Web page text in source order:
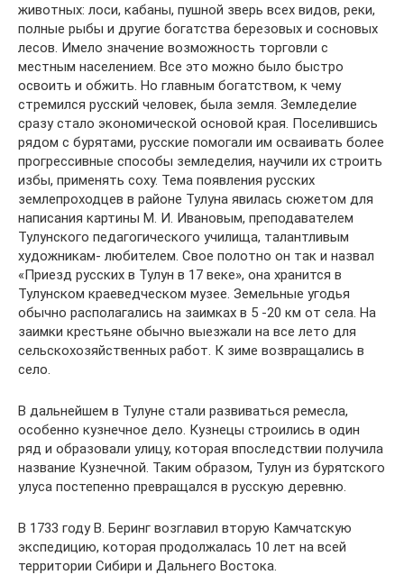
животных: лоси, кабаны, пушной зверь всех видов, реки,
полные рыбы и другие богатства березовых и сосновых
лесов. Имело значение возможность торговли с
местным населением. Все это можно было быстро
освоить и обжить. Но главным богатством, к чему
стремился русский человек, была земля. Земледелие
сразу стало экономической основой края. Поселившись
рядом с бурятами, русские помогали им осваивать более
прогрессивные способы земледелия, научили их строить
избы, применять соху. Тема появления русских
землепроходцев в районе Тулуна явилась сюжетом для
написания картины М. И. Ивановым, преподавателем
Тулунского педагогического училища, талантливым
художникам- любителем. Свое полотно он так и назвал
«Приезд русских в Тулун в 17 веке», она хранится в
Тулунском краеведческом музее. Земельные угодья
обычно располагались на заимках в 5 -20 км от села. На
заимки крестьяне обычно выезжали на все лето для
сельскохозяйственных работ. К зиме возвращались в
село.
В дальнейшем в Тулуне стали развиваться ремесла,
особенно кузнечное дело. Кузнецы строились в один
ряд и образовали улицу, которая впоследствии получила
название Кузнечной. Таким образом, Тулун из бурятского
улуса постепенно превращался в русскую деревню.
В 1733 году В. Беринг возглавил вторую Камчатскую
экспедицию, которая продолжалась 10 лет на всей
территории Сибири и Дальнего Востока.